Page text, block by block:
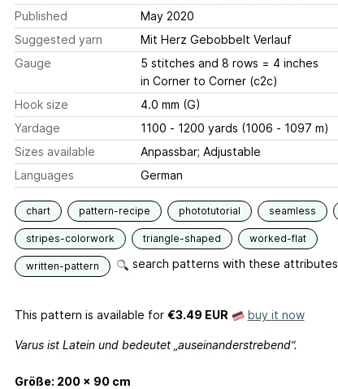
Published
May 2020
Suggested yarn
Mit Herz Gebobbelt Verlauf
Gauge
5 stitches and 8 rows = 4 inches
in Corner to Corner (c2c)
Hook size
4.0 mm (G)
Yardage
1100 - 1200 yards (1006 - 1097 m)
Sizes available
Anpassbar; Adjustable
Languages
German
chart pattern-recipe phototutorial seamless
stripes-colorwork triangle-shaped worked-flat
written-pattern search patterns with these attributes
This pattern is available for €3.49 EUR buy it now
Varus ist Latein und bedeutet „auseinanderstrebend“.
Größe: 200 x 90 cm